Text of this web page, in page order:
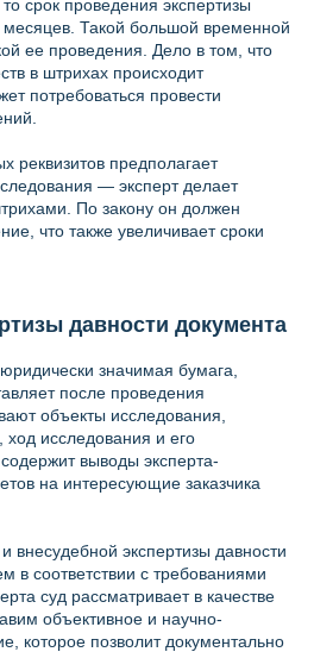
срок проведения экспертизы
месяцев. Такой большой временной
ее проведения. Дело в том, что
в штрихах происходит
потребоваться провести
реквизитов предполагает
— эксперт делает
По закону он должен
что также увеличивает сроки
давности документа
значимая бумага,
после проведения
объекты исследования,
исследования и его
выводы эксперта-
на интересующие заказчика
внесудебной экспертизы давности
соответствии с требованиями
суд рассматривает в качестве
объективное и научно-
которое позволит документально